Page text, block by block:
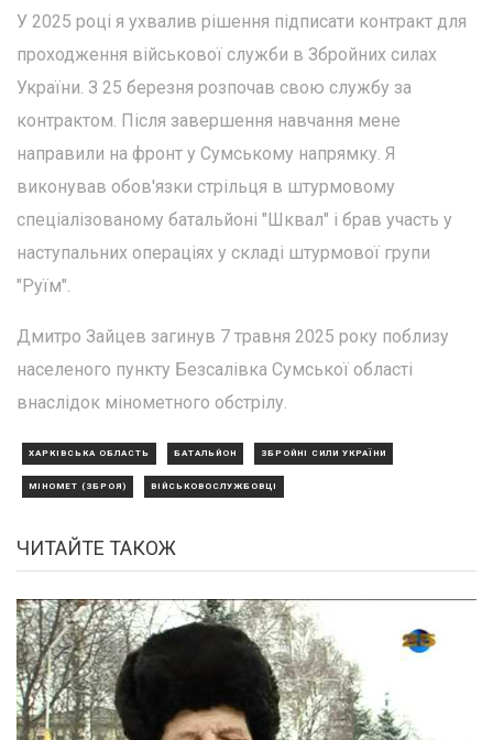
У 2025 році я ухвалив рішення підписати контракт для
проходження військової служби в Збройних силах
України. З 25 березня розпочав свою службу за
контрактом. Після завершення навчання мене
направили на фронт у Сумському напрямку. Я
виконував обов'язки стрільця в штурмовому
спеціалізованому батальйоні "Шквал" і брав участь у
наступальних операціях у складі штурмової групи
"Руїм".
Дмитро Зайцев загинув 7 травня 2025 року поблизу
населеного пункту Безсалівка Сумської області
внаслідок мінометного обстрілу.
ХАРКІВСЬКА ОБЛАСТЬ БАТАЛЬЙОН ЗБРОЙНІ СИЛИ УКРАЇНИ
МІНОМЕТ (ЗБРОЯ) ВІЙСЬКОВОСЛУЖБОВЦІ
ЧИТАЙТЕ ТАКОЖ